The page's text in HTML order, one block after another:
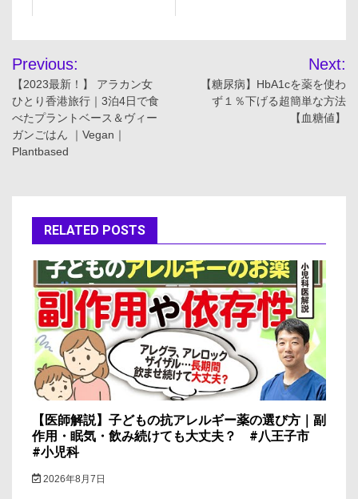
投
稿
ナ
ビ
ー
シ
ョ
ン
Previous:
【2023最新！】 アラカン女
ひとり香港旅行｜3泊4日で食
べたプラントベース＆ヴィー
ガンごはん ｜Vegan｜
Plantbased
Next:
【糖尿病】HbA1cを薬を使わ
ず１％下げる超簡単な方法
【血糖値】
RELATED POSTS
【医師解説】子どもの抗アレルギー薬の選び方｜副
作用・眠気・飲み続けても大丈夫？ #八王子市
#小児科
2026年8月7日